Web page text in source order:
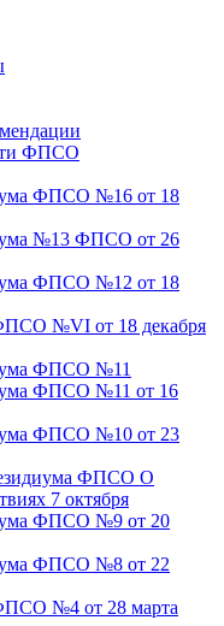
ФПСО
ФПСО №16 от 18
№13 ФПСО от 26
ФПСО №12 от 18
№VI от 18 декабря
ФПСО №11
ФПСО №11 от 16
ФПСО №10 от 23
ФПСО О
7 октября
ФПСО №9 от 20
ФПСО №8 от 22
№4 от 28 марта